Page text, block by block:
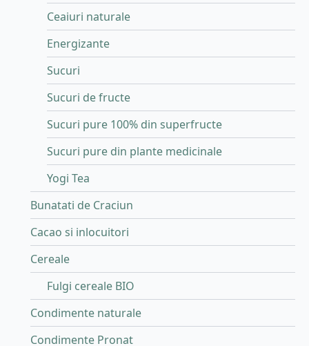
Ceaiuri naturale
Energizante
Sucuri
Sucuri de fructe
Sucuri pure 100% din superfructe
Sucuri pure din plante medicinale
Yogi Tea
Bunatati de Craciun
Cacao si inlocuitori
Cereale
Fulgi cereale BIO
Condimente naturale
Condimente Pronat